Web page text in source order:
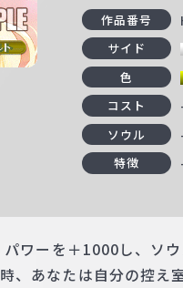
作品番号
サイド
色
コスト
ソウル
特徴
ワーを＋1000し、ソウ
、あなたは自分の控え